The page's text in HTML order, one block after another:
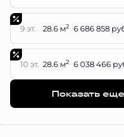
9 эт. 28.6 м2 6 686 858
10 эт. 28.6 м2 6 038 466
Показать